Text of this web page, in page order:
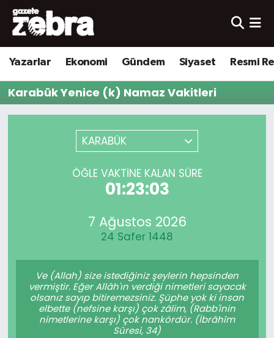
Yazarlar Ekonomi Gündem Siyaset Resmi
Karabük Yenice (k) Namaz Vakitleri
KARABÜK
ÖĞLE VAKTINE KALAN SÜRE
01:23:03
7 Ağustos 2026
24 Safer 1448
Ve (Allah) size istediğiniz şeylerin hepsinden
vermiştir. Eğer Allâh'ın verdiği nimetleri sayacak
olsanız sayıp bitiremezsiniz. Şüphe yok ki insan
elbette (nefsine karşı) çok zâlim, (Rabb'inin
nimetlerine karşı) çok nankördür. (İbrâhîm
Sûresi, 34)
Yazarlar
Ekonomi
Kültür-Sanat
Nöbetçi Eczaneler
Hava Durumu
Trafik Durumu
Süper Lig Puan Durumu ve Fikstür
Tüm Manşetler